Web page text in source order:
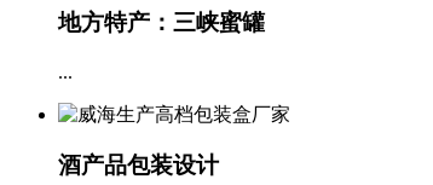
地方特产：三峡蜜罐
...
酒产品包装设计